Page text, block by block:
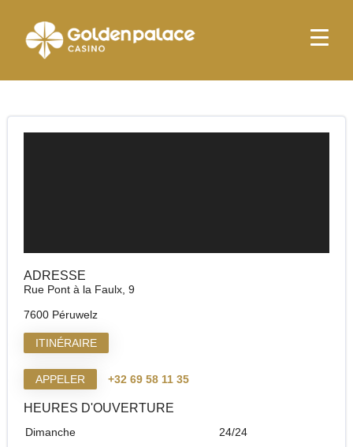
page d'accueil
ADRESSE
Rue Pont à la Faulx, 9
7600 Péruwelz
ITINÉRAIRE
APPELER +32 69 58 11 35
HEURES D'OUVERTURE
Dimanche 24/24